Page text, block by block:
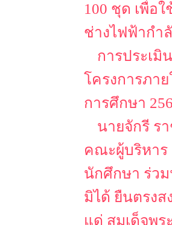
100 ชุด เพื่อ
ช่างไฟฟ้ากำ
การประเมิ
โครงการภา
การศึกษา
นายจักรี ร
คณะผู้บริหาร
นักศึกษา ร่ว
มิได้ ยืนตรงส
แด่ สมเด็จพร